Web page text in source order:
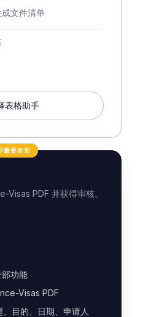
成文件清单
表格助手
最受欢迎
Visas PDF 并获得审核。
功能
Visas PDF
目的、日期、申请人